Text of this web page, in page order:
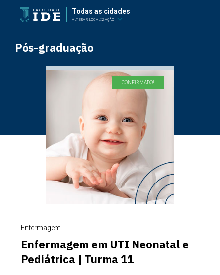
Todas as cidades
ALTERAR LOCALIZAÇÃO
Pós-graduação
CONFIRMADO!
Enfermagem
Enfermagem em UTI Neonatal e
Pediátrica | Turma 11